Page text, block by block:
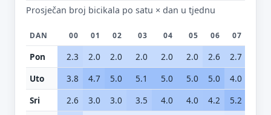
Prosječan broj bicikala po satu × dan u tjednu
DAN 00 01 02 03 04 05 06 07
Pon 2.3 2.0 2.0 2.0 2.0 2.0 2.6 2.7
Uto
3.8 4.7 5.0 5.1 5.0 5.0 5.0 4.0
Sri
2.6 3.0 3.0 3.5 4.0 4.0 4.2 5.2